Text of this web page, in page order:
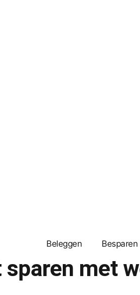
Beleggen Besparen
sparen met